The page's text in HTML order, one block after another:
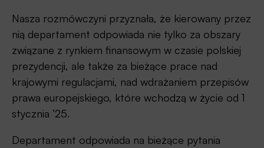
Nasza rozmówczyni przyznała, że kierowany przez
nią departament odpowiada nie tylko za obszary
związane z rynkiem finansowym w czasie polskiej
prezydencji, ale także za bieżące prace nad
krajowymi regulacjami, nad wdrażaniem przepisów
prawa europejskiego, które wchodzą w życie od 1
stycznia ’25.
Departament odpowiada na bieżące pytania